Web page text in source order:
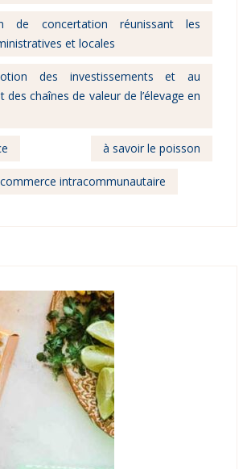
de concertation réunissant les
et locales
des investissements et au
chaînes de valeur de l’élevage en
à savoir le poisson
intracommunautaire